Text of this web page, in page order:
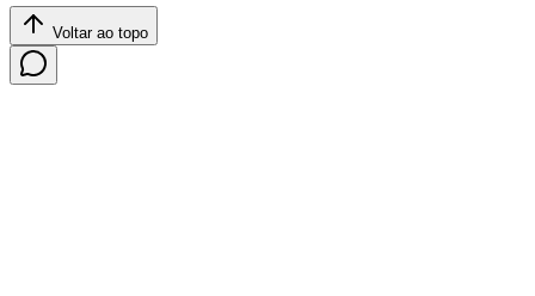
Voltar ao topo